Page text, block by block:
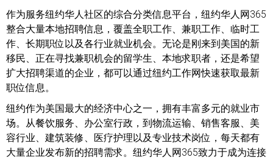
作为服务纽约华人社区的综合分类信息平台，纽约华人网365
整合大量本地招聘信息，覆盖全职工作、兼职工作、临时工
作、长期职位以及各行业就业机会。无论是刚来到美国的新
移民、正在寻找兼职机会的留学生、本地求职者，还是希望
扩大招聘渠道的企业，都可以通过纽约工作网快速获取最新
职位信息。
纽约作为美国最大的经济中心之一，拥有丰富多元的就业市
场。从餐饮服务、办公室行政，到物流运输、销售客服、美
容行业、建筑装修、医疗护理以及专业技术岗位，每天都有
大量企业发布新的招聘需求。纽约华人网365致力于成为连接